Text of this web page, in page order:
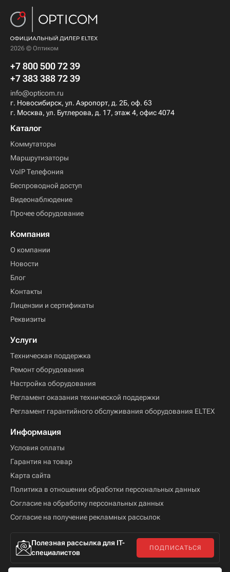
2026 © Оптиком
+7 800 500 72 39
+7 383 388 72 39
info@opticom.ru
г. Новосибирск, ул. Аэропорт, д. 2Б, оф. 63
г. Москва, ул. Бутлерова, д. 17, этаж 4, офис 4074
Каталог
Коммутаторы
Маршрутизаторы
VoIP Телефония
Беспроводной доступ
Видеонаблюдение
Прочее оборудование
Компания
О компании
Новости
Блог
Контакты
Лицензии и сертификаты
Реквизиты
Услуги
Техническая поддержка
Ремонт оборудования
Настройка оборудования
Регламент оказания технической поддержки
Регламент гарантийного обслуживания оборудования ELTEX
Информация
Условия оплаты
Гарантия на товар
Карта сайта
Политика в отношении обработки персональных данных
Согласие на обработку персональных данных
Согласие на получение рекламных рассылок
Полезная рассылка для IT-
специалистов
ПОДПИСАТЬСЯ